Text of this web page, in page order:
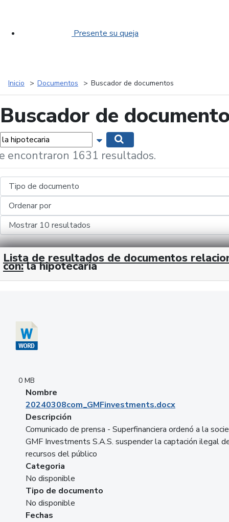
Presente su queja
Inicio Documentos Buscador de documentos
Buscador de
Mostrar opciones de búsqueda
encontraron 1631 resultados.
Lista de resultados de documentos
con: la hipotecaria
0 MB
Nombre
20240308com_GMFinvestments.docx
Descripción
Comunicado de prensa - Superfinanciera ordenó a la
GMF Investments S.A.S. suspender la captación ilegal
recursos del público
Categoria
No disponible
Tipo de documento
No disponible
Fechas